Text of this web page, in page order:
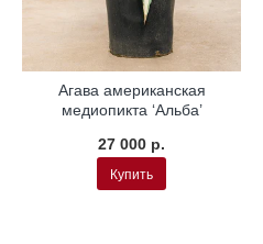
Агава американская
медиопикта ‘Альба’
27 000 р.
Купить